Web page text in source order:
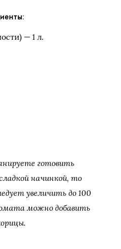
— 1 л.
готовить
начинкой, то
увеличить до 100
можно добавить